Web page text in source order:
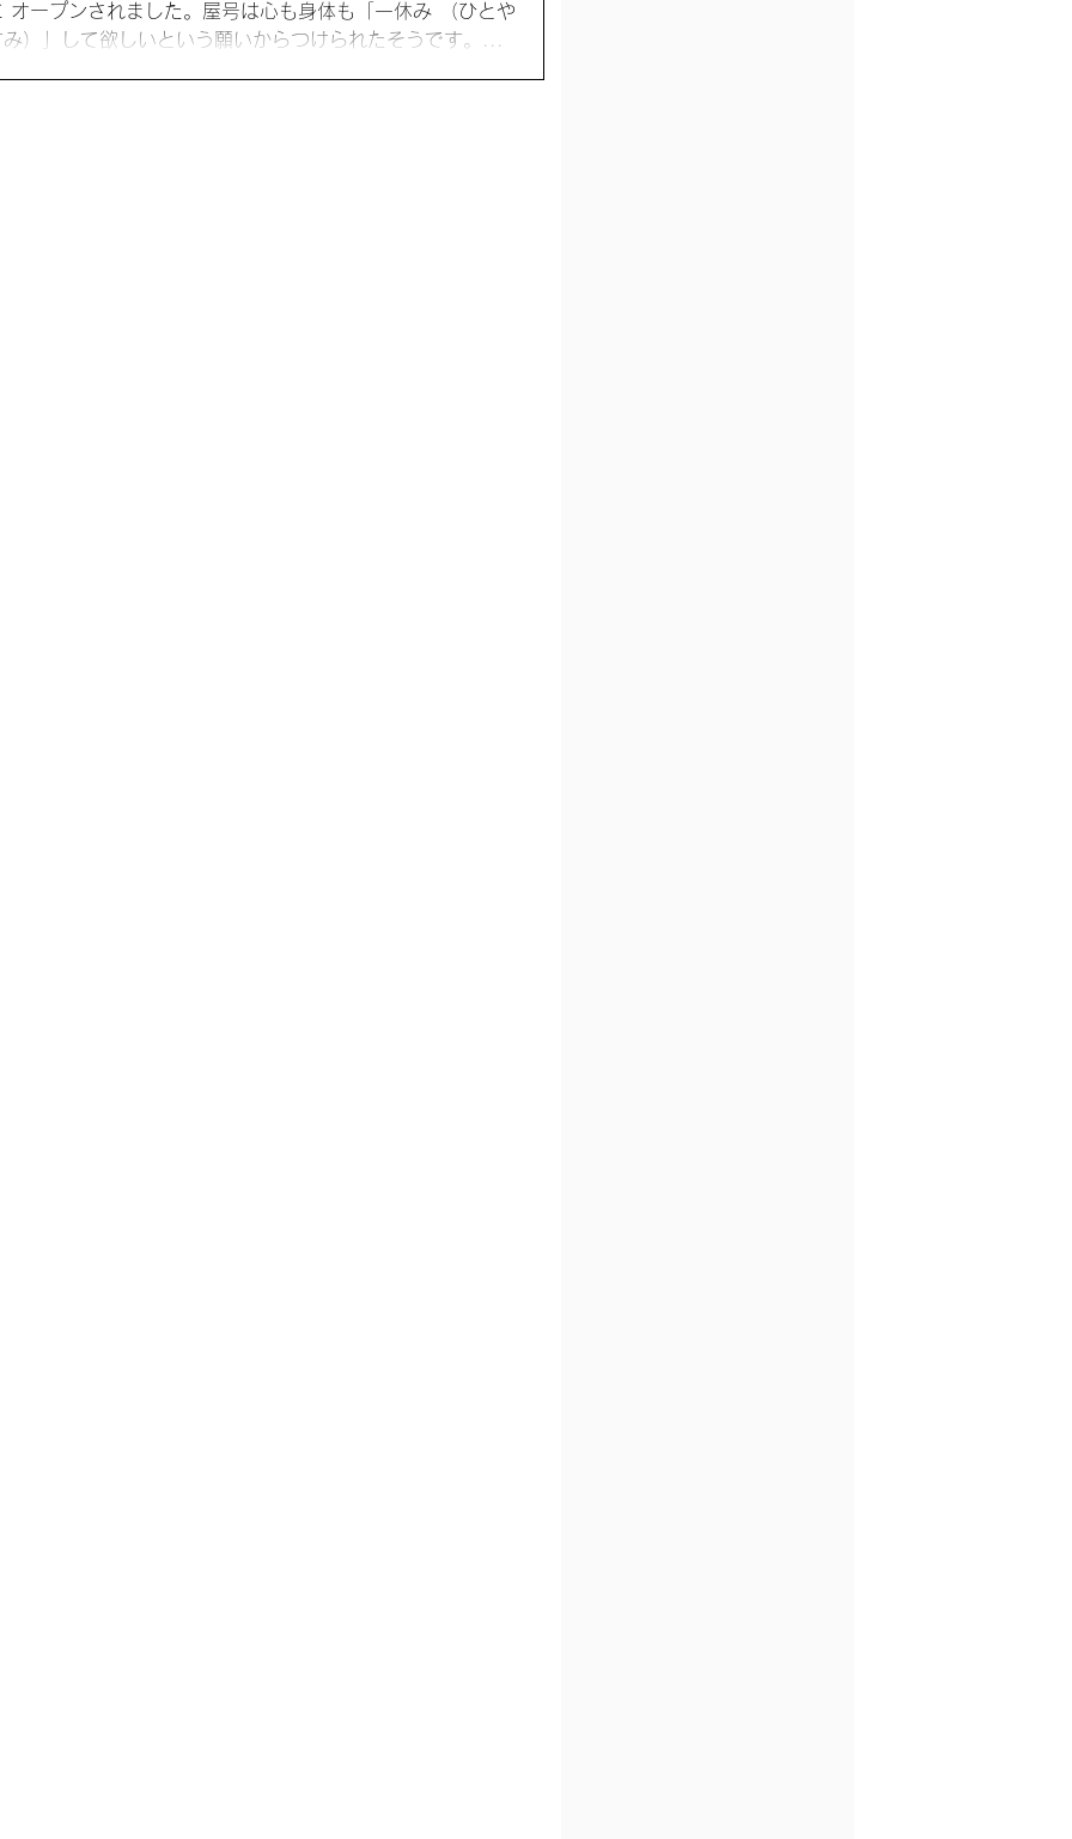
オープンされました。屋号は心も身体も「一休み （ひとや
み）」して欲しいという願いからつけられたそうです。...